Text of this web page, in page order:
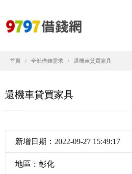
首頁 全部借錢需求 還機車貸買家具
還機車貸買家具
新增日期：2022-09-27 15:49:17
地區：彰化